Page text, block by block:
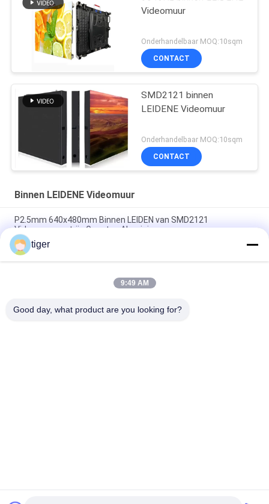
Videomuur
Onderhandelbaar MOQ:10sqm
CONTACT
SMD2121 binnen
LEIDENE Videomuur
Onderhandelbaar MOQ:10sqm
CONTACT
Binnen LEIDENE Videomuur
P2.5mm 640x480mm Binnen LEIDEN van SMD2121
Videomuurmatrijs Gegoten Aluminium
LEIDENE van SMD2121 HD 4K Videomuur met Matrijs Gegoten
Aluminiumkabinet 640x480mm
Vaste P3mm 576x576mm Binnen LEIDENE Videomuur3840hz
tiger
9:49 AM
Good day, what product are you looking for?